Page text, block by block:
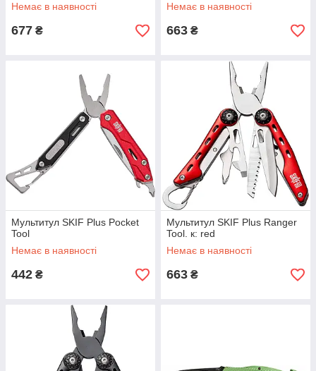
Немає в наявності
677 ₴
Немає в наявності
663 ₴
Мультитул SKIF Plus Pocket
Tool
Немає в наявності
442 ₴
Мультитул SKIF Plus Ranger
Tool. к: red
Немає в наявності
663 ₴